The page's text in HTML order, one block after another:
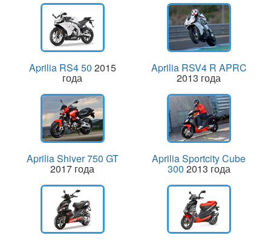
Aprilia RS4 50 2015
года
Aprilia RSV4 R APRC
2013 года
Aprilia Shiver 750 GT
2017 года
Aprilia Sportcity Cube
300 2013 года